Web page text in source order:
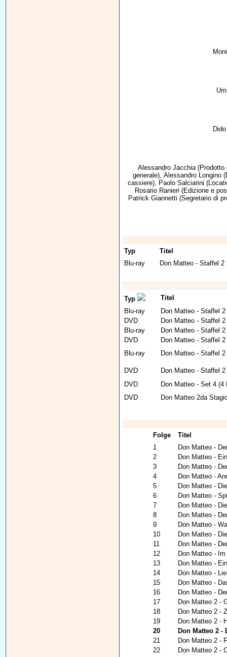
Alessandro Jacchia(Prodotto
generale), Alessandro Longino
cassiere), Paolo Salciarini
Rosario Ranieri (Edizione e
Patrick Giannetti (Segretario di
Typ
Titel
Blu-ray
Don Matteo - Staffel
Typ
Titel
Blu-ray
Don Matteo - Staffel
DVD
Don Matteo - Staffel
Blu-ray
Don Matteo - Staffel
DVD
Don Matteo - Staffel
Blu-ray
Don Matteo - Staffel
DVD
Don Matteo - Staffel
DVD
Don Matteo - Set 4 (4
DVD
Don Matteo 2da
Folge
Titel
1
Don Matteo -
2
Don Matteo -
3
Don Matteo -
4
Don Matteo -
5
Don Matteo -
6
Don Matteo -
7
Don Matteo -
8
Don Matteo -
9
Don Matteo -
10
Don Matteo -
11
Don Matteo -
12
Don Matteo -
13
Don Matteo -
14
Don Matteo -
15
Don Matteo -
16
Don Matteo -
17
Don Matteo 2 -
18
Don Matteo 2 -
19
Don Matteo 2 -
20
Don Matteo 2 -
21
Don Matteo 2 -
22
Don Matteo 2 -